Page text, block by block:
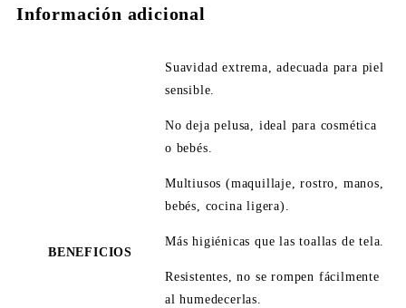
Información adicional
BENEFICIOS
Suavidad extrema, adecuada para piel
sensible.
No deja pelusa, ideal para cosmética
o bebés.
Multiusos (maquillaje, rostro, manos,
bebés, cocina ligera).
Más higiénicas que las toallas de tela.
Resistentes, no se rompen fácilmente
al humedecerlas.